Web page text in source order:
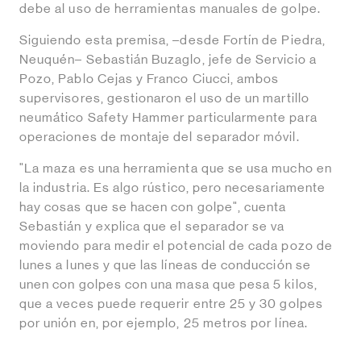
debe al uso de herramientas manuales de golpe.
Siguiendo esta premisa, –desde Fortín de Piedra,
Neuquén– Sebastián Buzaglo, jefe de Servicio a
Pozo, Pablo Cejas y Franco Ciucci, ambos
supervisores, gestionaron el uso de un martillo
neumático Safety Hammer particularmente para
operaciones de montaje del separador móvil.
"La maza es una herramienta que se usa mucho en
la industria. Es algo rústico, pero necesariamente
hay cosas que se hacen con golpe", cuenta
Sebastián y explica que el separador se va
moviendo para medir el potencial de cada pozo de
lunes a lunes y que las líneas de conducción se
unen con golpes con una masa que pesa 5 kilos,
que a veces puede requerir entre 25 y 30 golpes
por unión en, por ejemplo, 25 metros por línea.